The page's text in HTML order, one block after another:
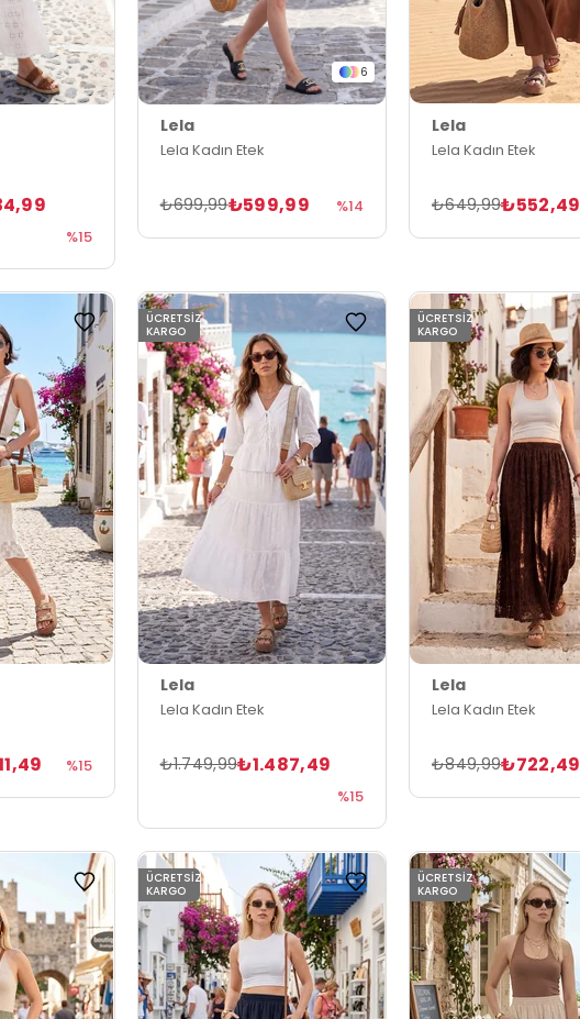
%15
6
Lela
Lela Kadın Etek
₺599,99
₺699,99 %14
Lela
Lela Kadın Etek
₺552,49
₺649,99
%15
Lela
Lela Kadın Etek
₺1.487,49
₺1.749,99
%15
ÜCRETSIZ
KARGO
Lela
Lela Kadın Etek
₺722,49
₺849,99
ÜCRETSIZ
KARGO
ÜCRETSIZ
KARGO
ÜCRETSIZ
KARGO